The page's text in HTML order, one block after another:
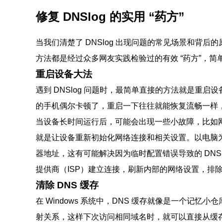
修复 DNSlog 的实用 “药方”
当我们清楚了 DNSlog 出现问题的常见场景和背后
方法都是经过众多网友实践检验过的有效 “药方”，
重启设备大法
遇到 DNSlog 问题时，最简单直接的方法就是重启
的手机偶尔卡顿了，重启一下往往就能恢复流畅一
当设备长时间运行后，可能会出现一些小故障，比
就是让设备重新初始化网络连接和相关设置。以电
器地址，这有可能解决因为临时配置错误导致的
提供商（ISP）建立连接，刷新内部的网络设置，排
清除 DNS 缓存
在 Windows 系统中，DNS 缓存就像是一个记忆小
射关系，这样下次访问相同域名时，就可以直接从